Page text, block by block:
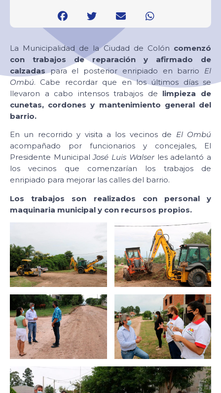
La Municipalidad de la Ciudad de Colón comenzó
con trabajos de reparación y afirmado de
calzadas para el posterior enripiado en barrio El
Ombú. Cabe recordar que en los últimos días se
llevaron a cabo intensos trabajos de limpieza de
cunetas, cordones y mantenimiento general del
barrio.
En un recorrido y visita a los vecinos de El Ombú
acompañado por funcionarios y concejales, El
Presidente MunicipalJosé Luis Walserles adelantó a
los vecinos que comenzarían los trabajos de
enripiado para mejorar las calles del barrio.
Los trabajos son realizados con personal y
maquinaria municipal y con recursos propios.